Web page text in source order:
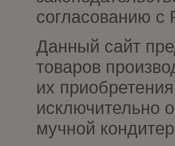
согласованию с
Данный сайт
товаров
их
исключительно
мучной